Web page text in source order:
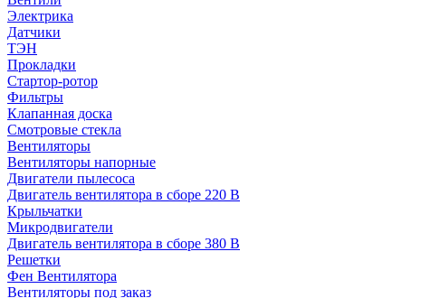
Электрика
Датчики
ТЭН
Прокладки
Стартор-ротор
Фильтры
Клапанная доска
Смотровые стекла
Вентиляторы
Вентиляторы напорные
Двигатели пылесоса
Двигатель вентилятора в сборе 220 В
Крыльчатки
Микродвигатели
Двигатель вентилятора в сборе 380 В
Решетки
Фен Вентилятора
Вентиляторы под заказ